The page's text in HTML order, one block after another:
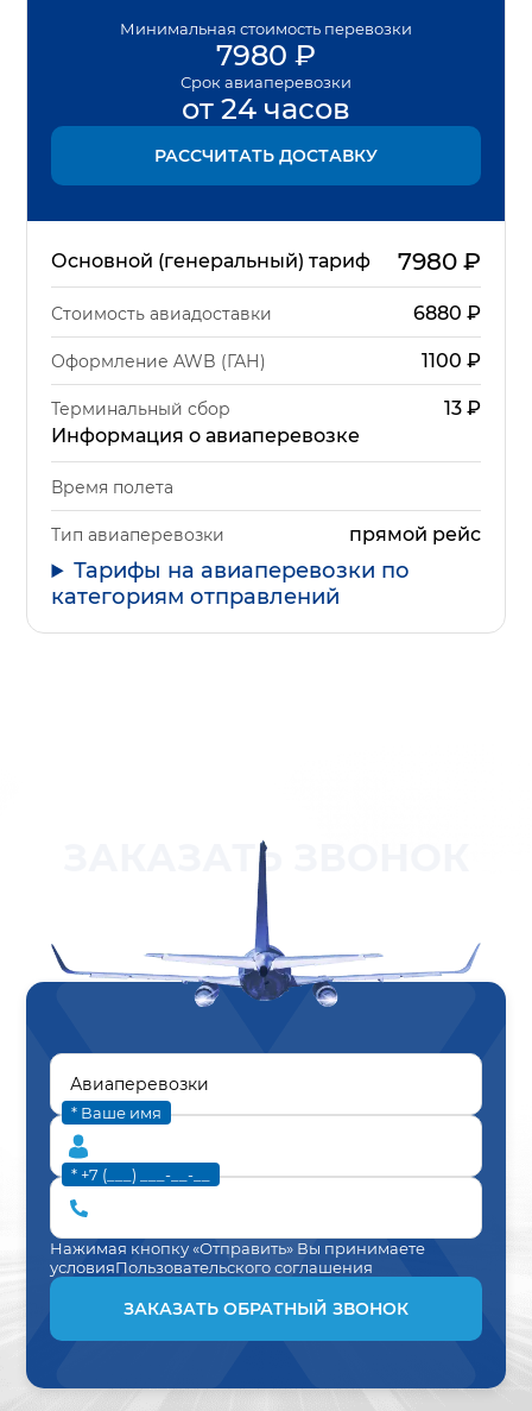
Минимальная стоимость перевозки
7980 ₽
Срок авиаперевозки
от 24 часов
РАССЧИТАТЬ ДОСТАВКУ
Основной (генеральный) тариф 7980₽
Стоимость авиадоставки 6880 ₽
Оформление AWB (ГАН) 1100 ₽
Терминальный сбор 13₽
Информация о авиаперевозке
Время полета
Тип авиаперевозки прямой рейс
Тарифы на авиаперевозки по
категориям отправлений
ЗАКАЗАТЬ ЗВОНОК
* Ваше имя
* +7 (___) ___-__-__
Нажимая кнопку «Отправить» Вы принимаете
условияПользовательского соглашения
ЗАКАЗАТЬ ОБРАТНЫЙ ЗВОНОК